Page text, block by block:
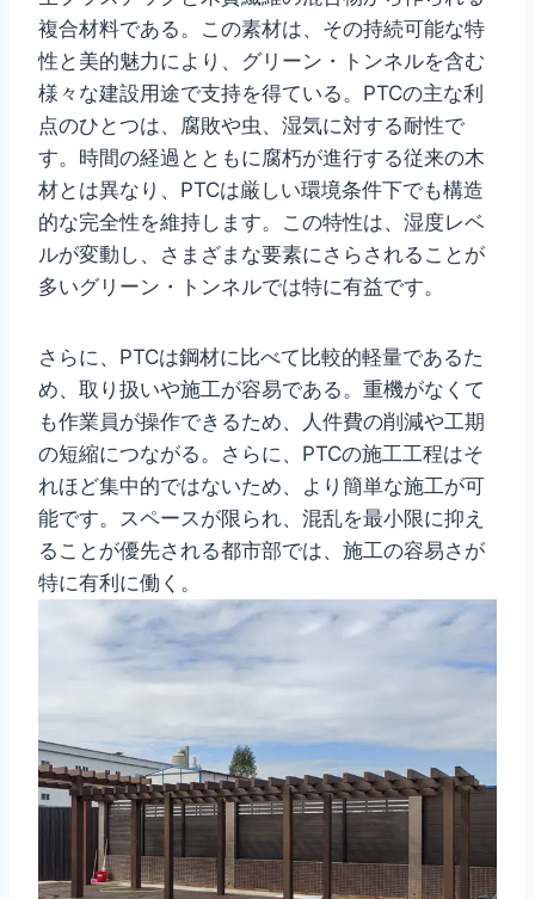
複合材料である。この素材は、その持続可能な特
性と美的魅力により、グリーン・トンネルを含む
様々な建設用途で支持を得ている。PTCの主な利
点のひとつは、腐敗や虫、湿気に対する耐性で
す。時間の経過とともに腐朽が進行する従来の木
材とは異なり、PTCは厳しい環境条件下でも構造
的な完全性を維持します。この特性は、湿度レベ
ルが変動し、さまざまな要素にさらされることが
多いグリーン・トンネルでは特に有益です。
さらに、PTCは鋼材に比べて比較的軽量であるた
め、取り扱いや施工が容易である。重機がなくて
も作業員が操作できるため、人件費の削減や工期
の短縮につながる。さらに、PTCの施工工程はそ
れほど集中的ではないため、より簡単な施工が可
能です。スペースが限られ、混乱を最小限に抑え
ることが優先される都市部では、施工の容易さが
特に有利に働く。